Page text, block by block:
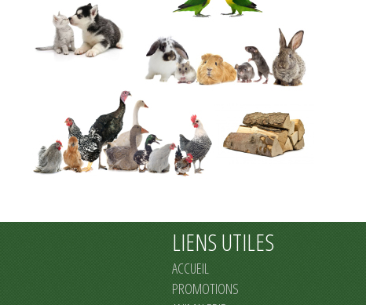
LIENS UTILES
ACCUEIL
PROMOTIONS